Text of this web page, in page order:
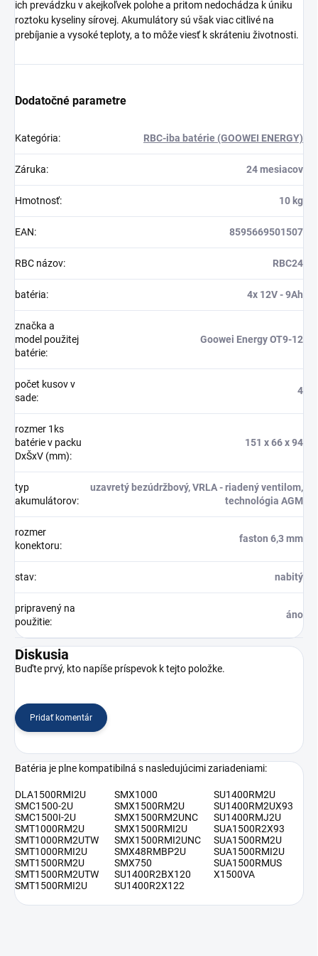
ich prevádzku v akejkoľvek polohe a pritom nedochádza k úniku
roztoku kyseliny sírovej. Akumulátory sú však viac citlivé na
prebíjanie a vysoké teploty, a to môže viesť k skráteniu životnosti.
Dodatočné parametre
Kategória: RBC-iba batérie (GOOWEI ENERGY)
Záruka: 24 mesiacov
Hmotnosť: 10 kg
EAN: 8595669501507
RBC názov: RBC24
batéria: 4x 12V - 9Ah
značka a
model použitej
batérie:
Goowei Energy OT9-12
počet kusov v
sade:
4
rozmer 1ks
batérie v packu
DxŠxV (mm):
151 x 66 x 94
typ
akumulátorov:
uzavretý bezúdržbový, VRLA - riadený ventilom,
technológia AGM
rozmer
konektoru:
faston 6,3 mm
stav: nabitý
pripravený na
použitie:
áno
Diskusia
Buďte prvý, kto napíše príspevok k tejto položke.
Pridať komentár
Batéria je plne kompatibilná s nasledujúcimi zariadeniami:
DLA1500RMI2U
SMC1500-2U
SMC1500I-2U
SMT1000RM2U
SMT1000RM2UTW
SMT1000RMI2U
SMT1500RM2U
SMT1500RM2UTW
SMT1500RMI2U
SMX1000
SMX1500RM2U
SMX1500RM2UNC
SMX1500RMI2U
SMX1500RMI2UNC
SMX48RMBP2U
SMX750
SU1400R2BX120
SU1400R2X122
SU1400RM2U
SU1400RM2UX93
SU1400RMJ2U
SUA1500R2X93
SUA1500RM2U
SUA1500RMI2U
SUA1500RMUS
X1500VA